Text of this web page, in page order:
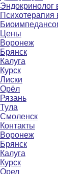
Эндокринолог
Цены
Воронеж
Брянск
Калуга
Курск
Лиски
Орёл
Рязань
Тула
Смоленск
Контакты
Воронеж
Брянск
Калуга
Курск
Орел